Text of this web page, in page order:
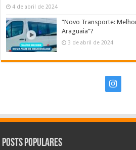
4 de abril de 2024
“Novo Transporte:
Araguaia”?
3 de abril de 2024
Posts Populares